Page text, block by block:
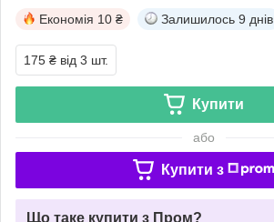
Економія 10 ₴ Залишилось 9 днів
175 ₴ від 3 шт.
Купити
або
Купити з
Що таке купити з Пром?